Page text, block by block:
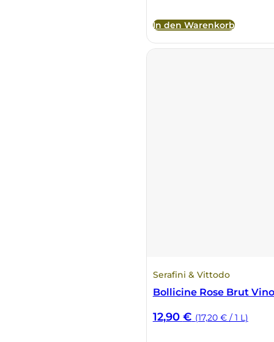
In den Warenkorb
Serafini & Vittodo
Bollicine Rose Brut
12,90 € (17,20 € / 1 L)